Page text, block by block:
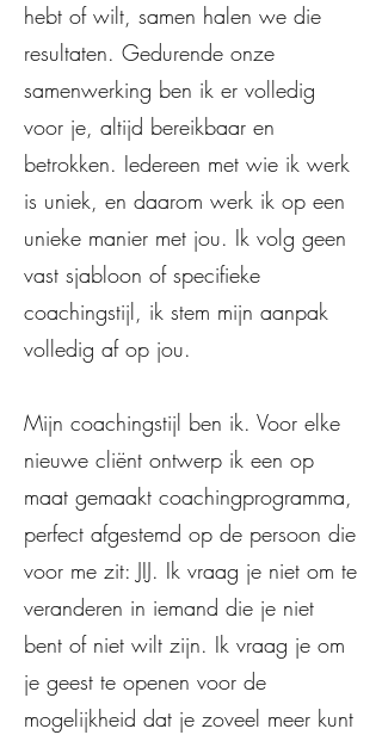
hebt of wilt, samen halen we die
resultaten. Gedurende onze
samenwerking ben ik er volledig
voor je, altijd bereikbaar en
betrokken. Iedereen met wie ik werk
is uniek, en daarom werk ik op een
unieke manier met jou. Ik volg geen
vast sjabloon of specifieke
coachingstijl, ik stem mijn aanpak
volledig af op jou.
Mijn coachingstijl ben ik. Voor elke
nieuwe cliënt ontwerp ik een op
maat gemaakt coachingprogramma,
perfect afgestemd op de persoon die
voor me zit: JIJ. Ik vraag je niet om te
veranderen in iemand die je niet
bent of niet wilt zijn. Ik vraag je om
je geest te openen voor de
mogelijkheid dat je zoveel meer kunt